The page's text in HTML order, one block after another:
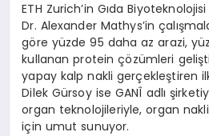
ETH Zurich’in Gıda
Dr. Alexander Mathys’in
göre yüzde 95 daha az arazi,
kullanan protein çözümleri
yapay kalp nakli gerçekleştiren
Dilek Gürsoy ise GANÎ adlı
organ teknolojileriyle, organ
için umut sunuyor.